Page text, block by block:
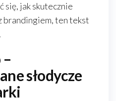
się, jak skutecznie
brandingiem, ten tekst
słodycze